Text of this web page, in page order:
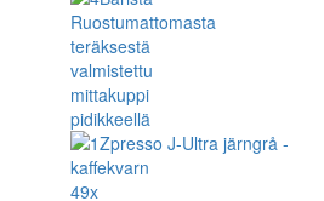
49x